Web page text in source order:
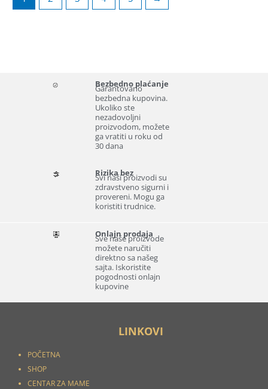
Bezbedno plaćanje
Garantovano
bezbedna kupovina.
Ukoliko ste
nezadovoljni
proizvodom, možete
ga vratiti u roku od
30 dana
Rizika bez
Svi naši proizvodi su
zdravstveno sigurni i
provereni. Mogu ga
koristiti trudnice.
Onlajn prodaja
Sve naše proizvode
možete naručiti
direktno sa našeg
sajta. Iskoristite
pogodnosti onlajn
kupovine
LINKOVI
POČETNA
SHOP
CENTAR ZA MAME